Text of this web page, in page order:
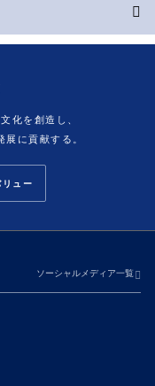
化を創造し、
に貢献する。
ュー
ソーシャルメディア一覧